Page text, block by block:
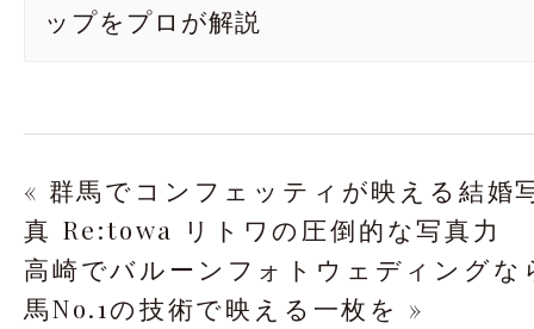
ップをプロが解説
« 群馬でコンフェッティが映える結婚
真 Re:towa リトワの圧倒的な写真力
高崎でバルーンフォトウェディング
馬No.1の技術で映える一枚を »